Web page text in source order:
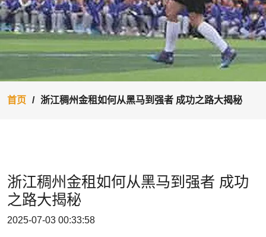
首页 浙江稠州金租如何从黑马到强者 成功之路大揭秘
浙江稠州金租如何从黑马到强者 成功
之路大揭秘
2025-07-03 00:33:58